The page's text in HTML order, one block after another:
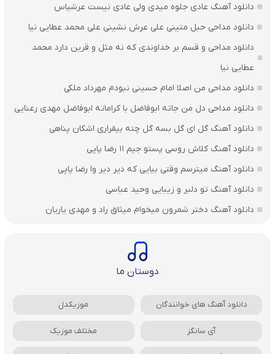
دانلود آهنگ عادی جلوه میدی ولی عادی نیست عرشیاس
دانلود مداحی حبل متینی علی عرش نشینی علی محمد عطایی نیا
دانلود مداحی و قسم بر خداوندی که نه مثل و قرین دارد محمد
عطایی نیا
دانلود مداحی من اصلا امام حسینی نبودم مهرداد ملکی
دانلود مداحی دل من جاته ابوفاضل با کراماته ابوفاضل مهدی رعنایی
دانلود آهنگ گل ای گل بسه گل چته بیقراری اشکان پناهی
دانلود آهنگ کلاش روسی پستو جیم ۱۱ رضا پاپی
دانلود آهنگ میترسم وقتی بیایی که دیر دیر وا رضا پاپی
دانلود آهنگ تو دلبر و زیبایی وحید عباسی
دانلود آهنگ دختر شمرون میخوام میثاق راد و مهدی یاریان
دوستان ما
دانلود آهنگ های خوانندگان موزیکدل
آی سانگز مختلف موزیک